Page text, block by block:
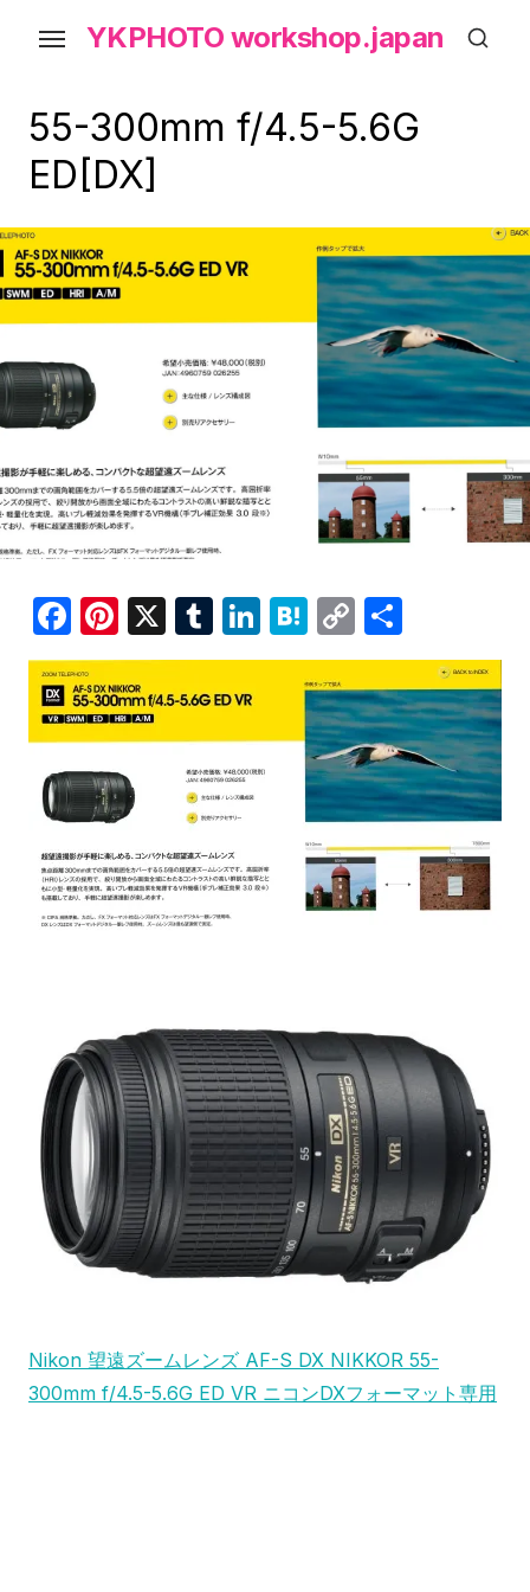
content
YKPHOTO workshop.japan
55-300mm f/4.5-5.6G
ED[DX]
F
a
c
e
b
o
o
k
Pi
nt
er
e
st
X
T
u
m
bl
r
Li
n
e
dI
H
at
e
n
a
C
o
p
y
Li
n
k
有
Nikon 望遠ズームレンズ AF-S DX NIKKOR 55-
300mm f/4.5-5.6G ED VR ニコンDXフォーマット専用